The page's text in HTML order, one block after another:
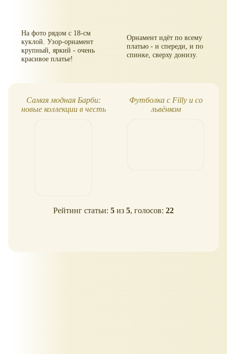
На фото рядом с 18-см
куклой. Узор-орнамент
крупный, яркий - очень
красивое платье!
Орнамент идёт по всему
платью - и спереди, и по
спинке, сверху донизу.
Самая модная Барби:
новые коллекции в честь
Футболка с Filly и со
львёнком
Рейтинг статьи: 5 из 5, голосов: 22